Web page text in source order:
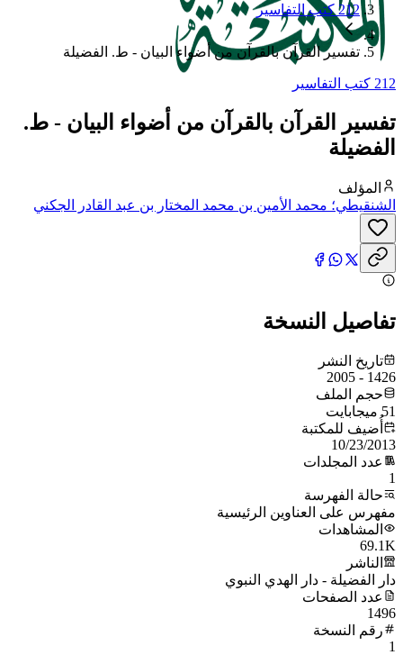
212 كتب التفاسير
تفسير القرآن بالقرآن من أضواء البيان - ط. الفضيلة
212 كتب التفاسير
تفسير القرآن بالقرآن من أضواء البيان - ط.
الفضيلة
المؤلف
الشنقيطي؛ محمد الأمين بن محمد المختار بن عبد القادر الجكني
الشنقيطي
تفاصيل النسخة
تاريخ النشر
1426 - 2005
حجم الملف
51 ميجابايت
أُضيف للمكتبة
10/23/2013
عدد المجلدات
1
حالة الفهرسة
مفهرس على العناوين الرئيسية
المشاهدات
69.1K
الناشر
دار الفضيلة - دار الهدي النبوي
عدد الصفحات
1496
رقم النسخة
1